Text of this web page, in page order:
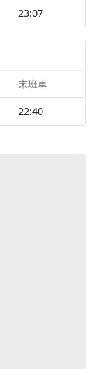
23:07
末班車
22:40